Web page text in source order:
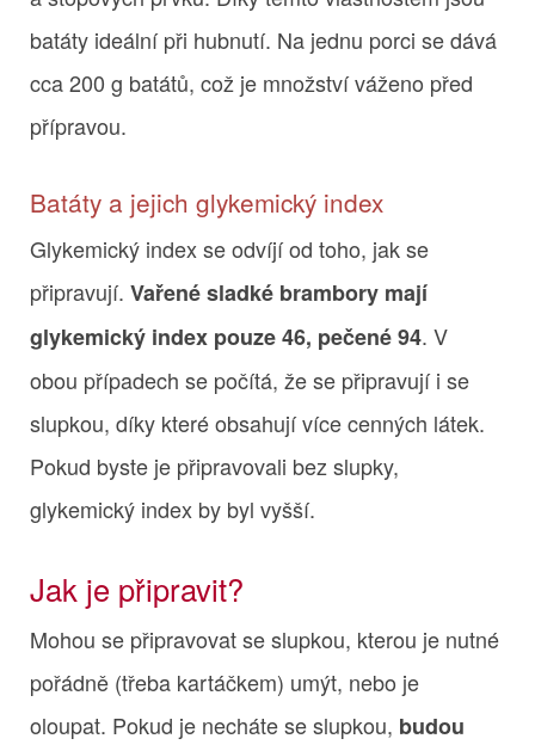
batáty ideální při hubnutí. Na jednu porci se dává
cca 200 g batátů, což je množství váženo před
přípravou.
Batáty a jejich glykemický index
Glykemický index se odvíjí od toho, jak se
připravují. Vařené sladké brambory mají
glykemický index pouze 46, pečené 94. V
obou případech se počítá, že se připravují i se
slupkou, díky které obsahují více cenných látek.
Pokud byste je připravovali bez slupky,
glykemický index by byl vyšší.
Jak je připravit?
Mohou se připravovat se slupkou, kterou je nutné
pořádně (třeba kartáčkem) umýt, nebo je
oloupat. Pokud je necháte se slupkou, budou